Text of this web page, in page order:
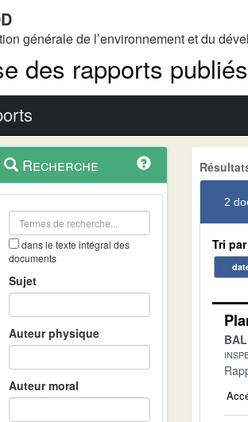
générale de l’environnement et du
des rapports publiés
Navigation
contextuel
Recherche
dans le texte intégral des
documents
Sujet
Auteur physique
Auteur moral
2
Tri par